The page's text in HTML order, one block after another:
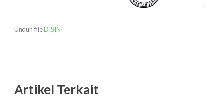
Unduh fileDISINI
Artikel Terkait